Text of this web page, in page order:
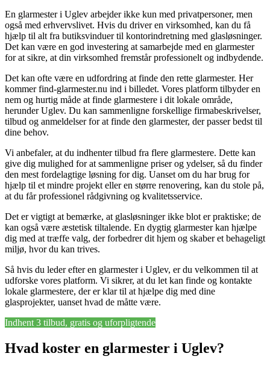
En glarmester i Uglev arbejder ikke kun med privatpersoner, men
også med erhvervslivet. Hvis du driver en virksomhed, kan du få
hjælp til alt fra butiksvinduer til kontorindretning med glasløsninger.
Det kan være en god investering at samarbejde med en glarmester
for at sikre, at din virksomhed fremstår professionelt og indbydende.
Det kan ofte være en udfordring at finde den rette glarmester. Her
kommer find-glarmester.nu ind i billedet. Vores platform tilbyder en
nem og hurtig måde at finde glarmestere i dit lokale område,
herunder Uglev. Du kan sammenligne forskellige firmabeskrivelser,
tilbud og anmeldelser for at finde den glarmester, der passer bedst til
dine behov.
Vi anbefaler, at du indhenter tilbud fra flere glarmestere. Dette kan
give dig mulighed for at sammenligne priser og ydelser, så du finder
den mest fordelagtige løsning for dig. Uanset om du har brug for
hjælp til et mindre projekt eller en større renovering, kan du stole på,
at du får professionel rådgivning og kvalitetsservice.
Det er vigtigt at bemærke, at glasløsninger ikke blot er praktiske; de
kan også være æstetisk tiltalende. En dygtig glarmester kan hjælpe
dig med at træffe valg, der forbedrer dit hjem og skaber et behageligt
miljø, hvor du kan trives.
Så hvis du leder efter en glarmester i Uglev, er du velkommen til at
udforske vores platform. Vi sikrer, at du let kan finde og kontakte
lokale glarmestere, der er klar til at hjælpe dig med dine
glasprojekter, uanset hvad de måtte være.
Indhent 3 tilbud, gratis og uforpligtende
Hvad koster en glarmester i Uglev?